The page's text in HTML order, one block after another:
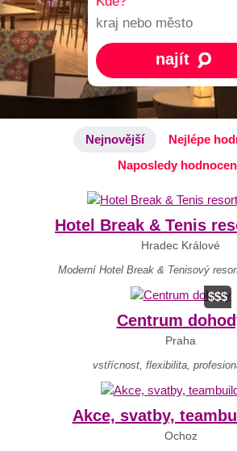
najít
Nejnovější
Nejlépe
Naposledy
Nejnovější objekty
Hotel Break & Tenis
Hradec Králové
Moderní Hotel Break & Tenisový
$$$
Centrum
Praha
vstřícnost, flexibilita,
Akce, svatby,
Ochoz